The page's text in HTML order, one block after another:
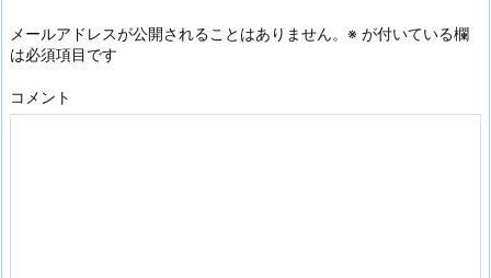
メールアドレスが公開されることはありません。 ※ が付いている欄
は必須項目です
コメント